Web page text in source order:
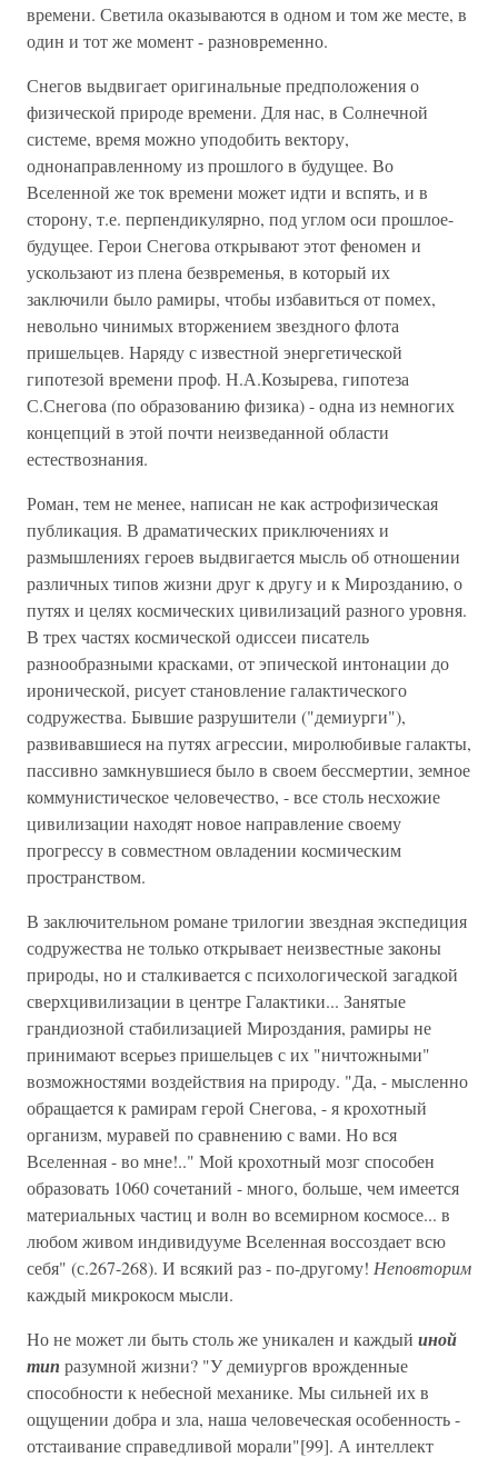
времени. Светила оказываются в одном и том же месте, в
один и тот же момент - разновременно.
Снегов выдвигает оригинальные предположения о
физической природе времени. Для нас, в Солнечной
системе, время можно уподобить вектору,
однонаправленному из прошлого в будущее. Во
Вселенной же ток времени может идти и вспять, и в
сторону, т.е. перпендикулярно, под углом оси прошлое-
будущее. Герои Снегова открывают этот феномен и
ускользают из плена безвременья, в который их
заключили было рамиры, чтобы избавиться от помех,
невольно чинимых вторжением звездного флота
пришельцев. Наряду с известной энергетической
гипотезой времени проф. Н.А.Козырева, гипотеза
С.Снегова (по образованию физика) - одна из немногих
концепций в этой почти неизведанной области
естествознания.
Роман, тем не менее, написан не как астрофизическая
публикация. В драматических приключениях и
размышлениях героев выдвигается мысль об отношении
различных типов жизни друг к другу и к Мирозданию, о
путях и целях космических цивилизаций разного уровня.
В трех частях космической одиссеи писатель
разнообразными красками, от эпической интонации до
иронической, рисует становление галактического
содружества. Бывшие разрушители ("демиурги"),
развивавшиеся на путях агрессии, миролюбивые галакты,
пассивно замкнувшиеся было в своем бессмертии, земное
коммунистическое человечество, - все столь несхожие
цивилизации находят новое направление своему
прогрессу в совместном овладении космическим
пространством.
В заключительном романе трилогии звездная экспедиция
содружества не только открывает неизвестные законы
природы, но и сталкивается с психологической загадкой
сверхцивилизации в центре Галактики... Занятые
грандиозной стабилизацией Мироздания, рамиры не
принимают всерьез пришельцев с их "ничтожными"
возможностями воздействия на природу. "Да, - мысленно
обращается к рамирам герой Снегова, - я крохотный
организм, муравей по сравнению с вами. Но вся
Вселенная - во мне!.." Мой крохотный мозг способен
образовать 1060 сочетаний - много, больше, чем имеется
материальных частиц и волн во всемирном космосе... в
любом живом индивидууме Вселенная воссоздает всю
себя" (с.267-268). И всякий раз - по-другому! Неповторим
каждый микрокосм мысли.
Но не может ли быть столь же уникален и каждый иной
тип разумной жизни? "У демиургов врожденные
способности к небесной механике. Мы сильней их в
ощущении добра и зла, наша человеческая особенность -
отстаивание справедливой морали"[99]. А интеллект